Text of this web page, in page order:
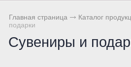
Главная страница Каталог
подарки
Сувениры и